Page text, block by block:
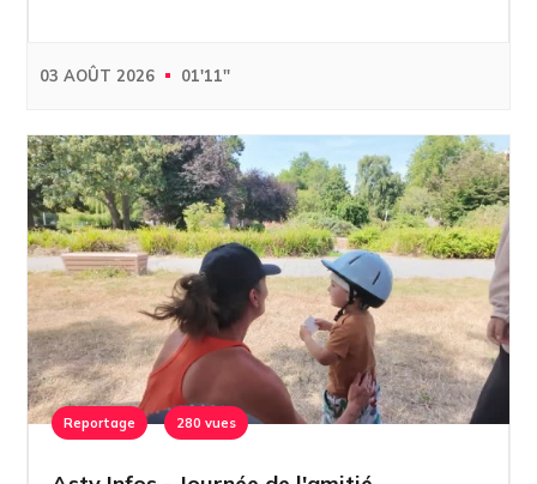
03 AOÛT 2026 01'11''
Reportage 280 vues